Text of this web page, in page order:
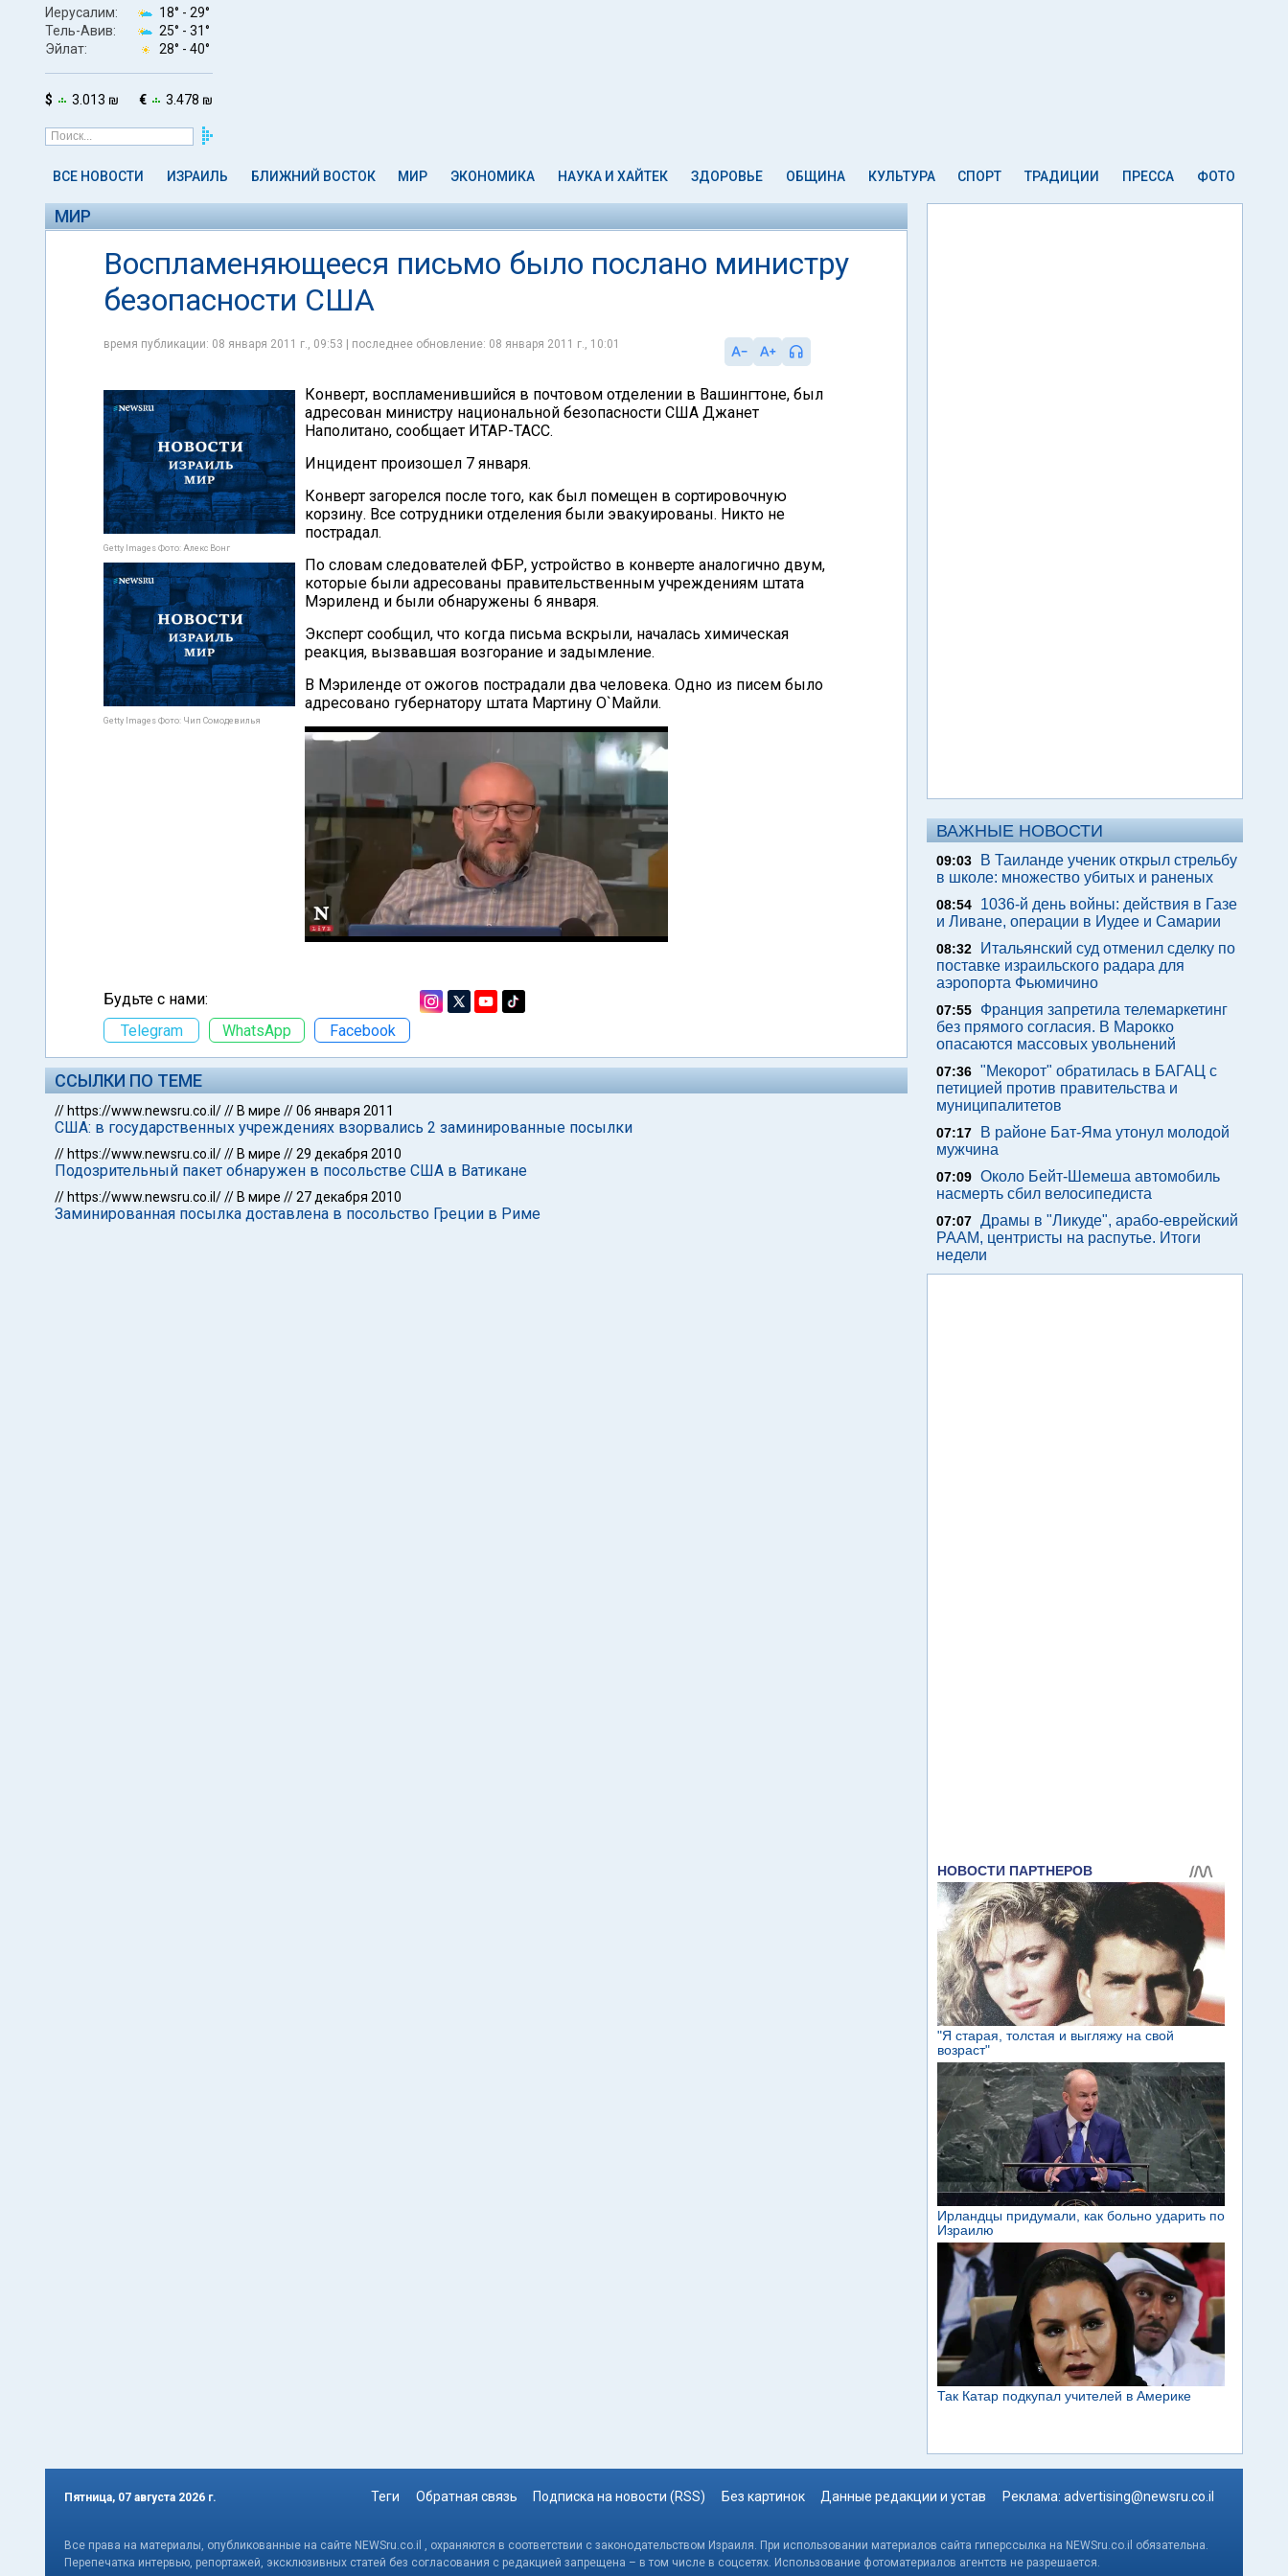
Иерусалим: 18° - 29°
Тель-Авив:
25° - 31°
Эйлат:
28° - 40°
$ 3.013 ₪ € 3.478 ₪
ВСЕ НОВОСТИ ИЗРАИЛЬ БЛИЖНИЙ ВОСТОК МИР ЭКОНОМИКА НАУКА И ХАЙТЕК ЗДОРОВЬЕ ОБЩИНА КУЛЬТУРА СПОРТ ТРАДИЦИИ ПРЕССА ФОТО
МИР
Воспламеняющееся письмо было послано министру
безопасности США
время публикации: 08 января 2011 г., 09:53 | последнее обновление: 08 января 2011 г., 10:01
Getty Images Фото: Алекс Вонг
Getty Images Фото: Чип Сомодевилья
Конверт, воспламенившийся в почтовом отделении в Вашингтоне, был
адресован министру национальной безопасности США Джанет
Наполитано, сообщает ИТАР-ТАСС.
Инцидент произошел 7 января.
Конверт загорелся после того, как был помещен в сортировочную
корзину. Все сотрудники отделения были эвакуированы. Никто не
пострадал.
По словам следователей ФБР, устройство в конверте аналогично двум,
которые были адресованы правительственным учреждениям штата
Мэриленд и были обнаружены 6 января.
Эксперт сообщил, что когда письма вскрыли, началась химическая
реакция, вызвавшая возгорание и задымление.
В Мэриленде от ожогов пострадали два человека. Одно из писем было
адресовано губернатору штата Мартину О`Майли.
Будьте с нами:
Telegram
WhatsApp Facebook
ССЫЛКИ ПО ТЕМЕ
// https://www.newsru.co.il/// В мире //06 января 2011
США: в государственных учреждениях взорвались 2 заминированные посылки
// https://www.newsru.co.il/// В мире //29 декабря 2010
Подозрительный пакет обнаружен в посольстве США в Ватикане
// https://www.newsru.co.il/// В мире //27 декабря 2010
Заминированная посылка доставлена в посольство Греции в Риме
ВАЖНЫЕ НОВОСТИ
09:03
В Таиланде ученик открыл стрельбу
в школе: множество убитых и раненых
08:54
1036-й день войны: действия в Газе
и Ливане, операции в Иудее и Самарии
08:32
Итальянский суд отменил сделку по
поставке израильского радара для
аэропорта Фьюмичино
07:55
Франция запретила телемаркетинг
без прямого согласия. В Марокко
опасаются массовых увольнений
07:36 "Мекорот" обратилась в БАГАЦ с
петицией против правительства и
муниципалитетов
07:17
В районе Бат-Яма утонул молодой
мужчина
07:09 Около Бейт-Шемеша автомобиль
насмерть сбил велосипедиста
07:07 Драмы в "Ликуде", арабо-еврейский
РААМ, центристы на распутье. Итоги
недели
Пятница, 07 августа 2026 г. Теги Обратная связь Подписка на новости (RSS) Без картинок Данные редакции и устав Реклама: advertising@newsru.co.il
Все права на материалы, опубликованные на сайте NEWSru.co.il , охраняются в соответствии с законодательством Израиля. При использовании материалов сайта гиперссылка на NEWSru.co.il обязательна.
Перепечатка интервью, репортажей, эксклюзивных статей без согласования с редакцией запрещена – в том числе в соцсетях. Использование фотоматериалов агентств не разрешается.